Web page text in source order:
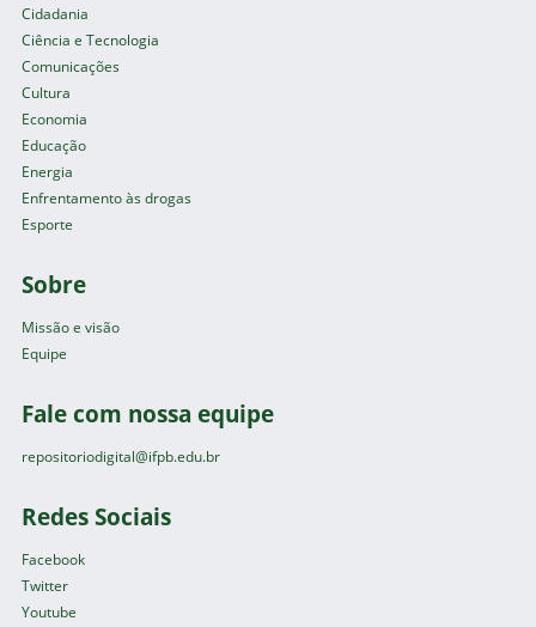
Cidadania
Ciência e Tecnologia
Comunicações
Cultura
Economia
Educação
Energia
Enfrentamento às drogas
Esporte
Sobre
Missão e visão
Equipe
Fale com nossa equipe
repositoriodigital@ifpb.edu.br
Redes Sociais
Facebook
Twitter
Youtube